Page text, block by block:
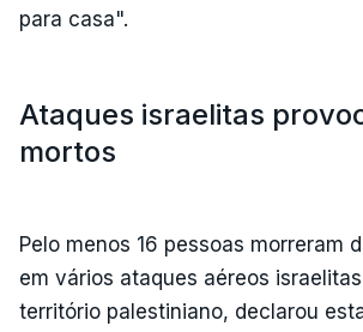
para casa".
Ataques israelitas
mortos
Pelo menos 16 pessoas morreram
em vários ataques aéreos
território palestiniano, declarou